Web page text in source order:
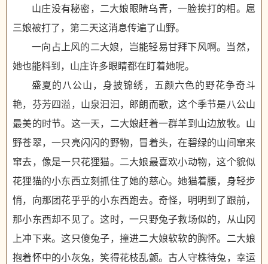
山庄没有秘密，二大娘眼睛乌青，一脸挨打的相。扈
三娘被打了，第二天这消息传遍了山野。
一向占上风的二大娘，岂能轻易甘拜下风啊。当然，
她也能料到，山庄许多眼睛都在盯着她呢。
盛夏的八公山，身披锦绣，五颜六色的野花争奇斗
艳，芬芳四溢，山泉汩汩，郎朗而歌，这个季节是八公山
最美的时节。这一天，二大娘赶着一群羊到山边放牧。山
野苍翠，一只亮闪闪的野物，冒着头，在碧绿的山间窜来
窜去，像是一只花狸猫。二大娘最喜欢小动物，这个貌似
花狸猫的小东西立刻抓住了她的慈心。她猫着腰，身轻步
悄，向那团花乎乎的小东西跑去。奇怪，明明到了跟前，
那小东西却不见了。这时，一只野兔子救场似的，从山冈
上冲下来。这只傻兔子，撞进二大娘软软的胸怀。二大娘
抱着怀中的小灰兔，笑得花枝乱颤。古人守株待兔，幸运